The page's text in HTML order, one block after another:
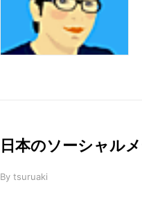
日本のソーシャル
By tsuruaki